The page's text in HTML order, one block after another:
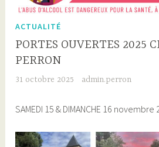
ACTUALITÉ
PORTES OUVERTES 2025
PERRON
31 octobre 2025 admin.perron
SAMEDI 15 & DIMANCHE 16 novembre